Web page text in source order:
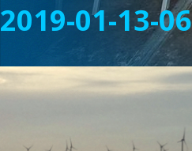
2019-01-13-06